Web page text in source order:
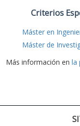
Criterios
Máster en
Máster de
Más información en la